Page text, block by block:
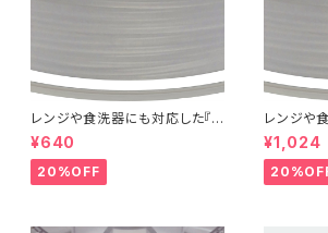
レンジや食洗器にも対応した『C
entaur PP』：お試しサンプル 5
M
¥640
20%OFF
レンジや
entaur PP
0M
¥1,024